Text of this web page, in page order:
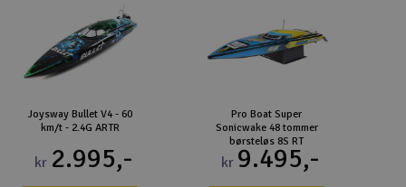
Joysway Bullet V4 - 60
km/t - 2.4G ARTR
kr 2.995,-
Pro Boat Super
Sonicwake 48 tommer
børsteløs 8S RT
kr 9.495,-